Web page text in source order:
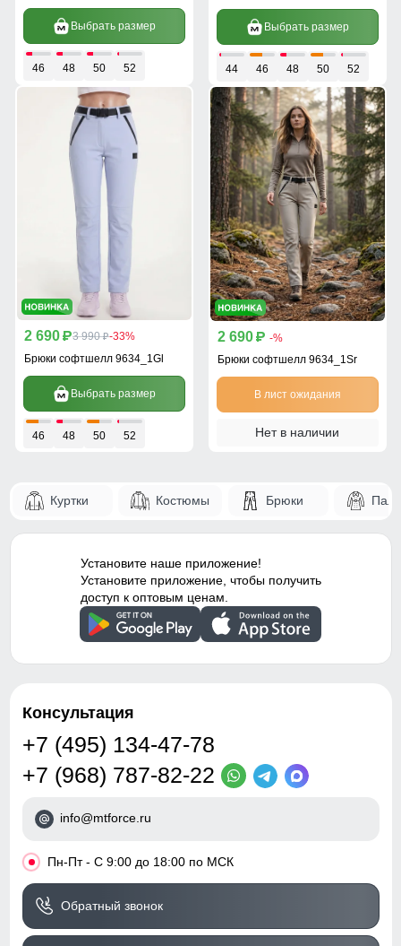
Выбрать размер
46 48 50 52
Выбрать размер
44 46 48 50 52
2 690 p3 990 p-33%
Брюки софтшелл 9634_1Gl
Выбрать размер
46 48 50 52
2 690 p -%
Брюки софтшелл 9634_1Sr
В лист ожидания
Нет в наличии
Куртки Костюмы Брюки
Установите наше приложение!
Установите приложение, чтобы получить
доступ к оптовым ценам.
Консультация
+7 (495) 134-47-78
+7 (968) 787-82-22
info@mtforce.ru
• Пн-Пт - С 9:00 до 18:00 по МСК
Обратный звонок